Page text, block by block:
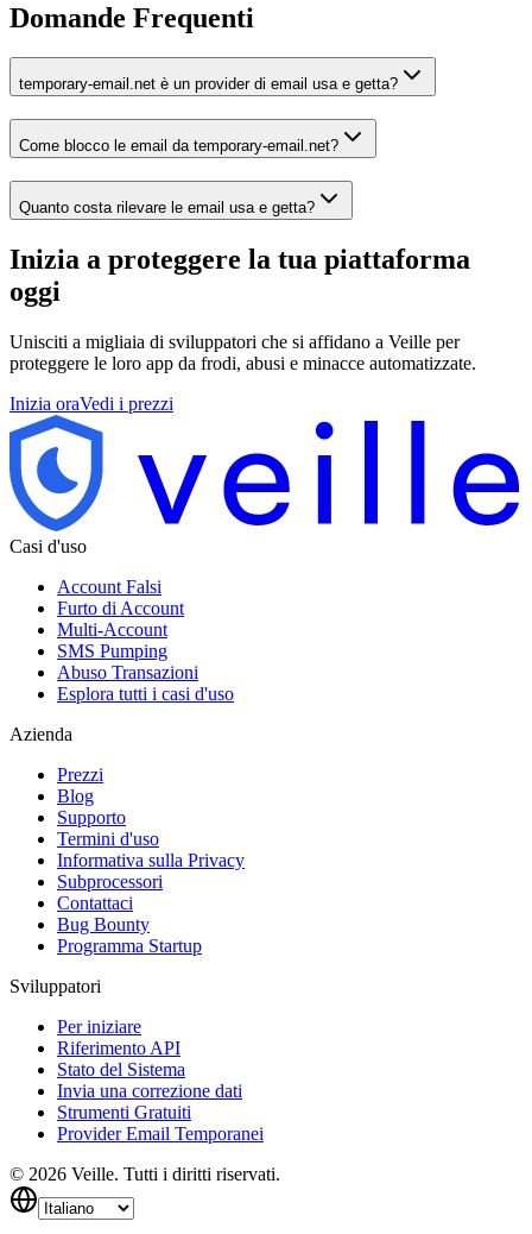
Domande Frequenti
temporary-email.net è un provider di email usa e getta?
Come blocco le email da temporary-email.net?
Quanto costa rilevare le email usa e getta?
Inizia a proteggere la tua piattaforma
oggi
Unisciti a migliaia di sviluppatori che si affidano a Veille per
proteggere le loro app da frodi, abusi e minacce automatizzate.
Inizia oraVedi i prezzi
Casi d'uso
Account Falsi
Furto di Account
Multi-Account
SMS Pumping
Abuso Transazioni
Esplora tutti i casi d'uso
Azienda
Prezzi
Blog
Supporto
Termini d'uso
Informativa sulla Privacy
Subprocessori
Contattaci
Bug Bounty
Programma Startup
Sviluppatori
Per iniziare
Riferimento API
Stato del Sistema
Invia una correzione dati
Strumenti Gratuiti
Provider Email Temporanei
© 2026 Veille. Tutti i diritti riservati.